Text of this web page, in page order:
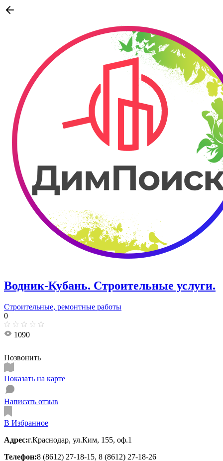
Водник-Кубань. Строительные услуги.
Строительные, ремонтные работы
0
1090
Позвонить
Показать на карте
Написать отзыв
В Избранное
Адрес:г.Краснодар, ул.Ким, 155, оф.1
Телефон:8 (8612) 27-18-15, 8 (8612) 27-18-26